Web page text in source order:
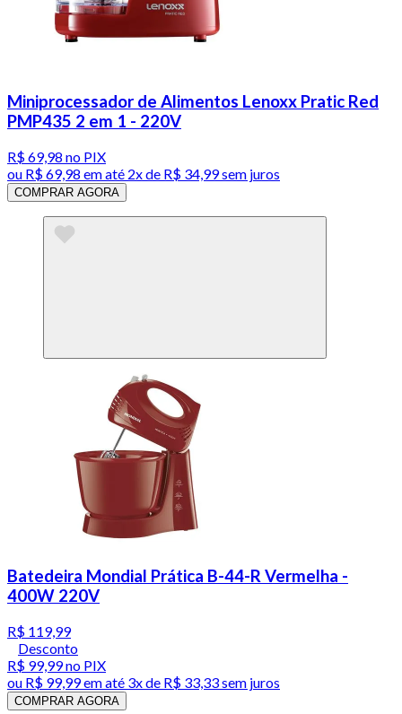
Miniprocessador de Alimentos Lenoxx Pratic Red
PMP435 2 em 1 - 220V
R$ 69,98 no PIX
ou R$ 69,98 em até 2x de R$ 34,99 sem juros
COMPRAR AGORA
Batedeira Mondial Prática B-44-R Vermelha -
400W 220V
R$ 119,99
Desconto
R$ 99,99no PIX
ou R$ 99,99em até 3x de R$ 33,33 sem juros
COMPRAR AGORA